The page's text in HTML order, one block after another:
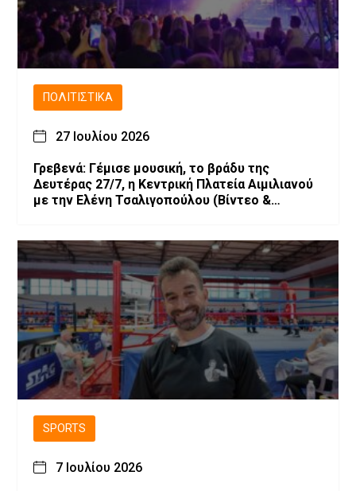
ΠΟΛΙΤΙΣΤΙΚΆ
27 Ιουλίου 2026
Γρεβενά: Γέμισε μουσική, το βράδυ της
Δευτέρας 27/7, η Κεντρική Πλατεία Αιμιλιανού
με την Ελένη Τσαλιγοπούλου (Bίντεο &
SPORTS
7 Ιουλίου 2026